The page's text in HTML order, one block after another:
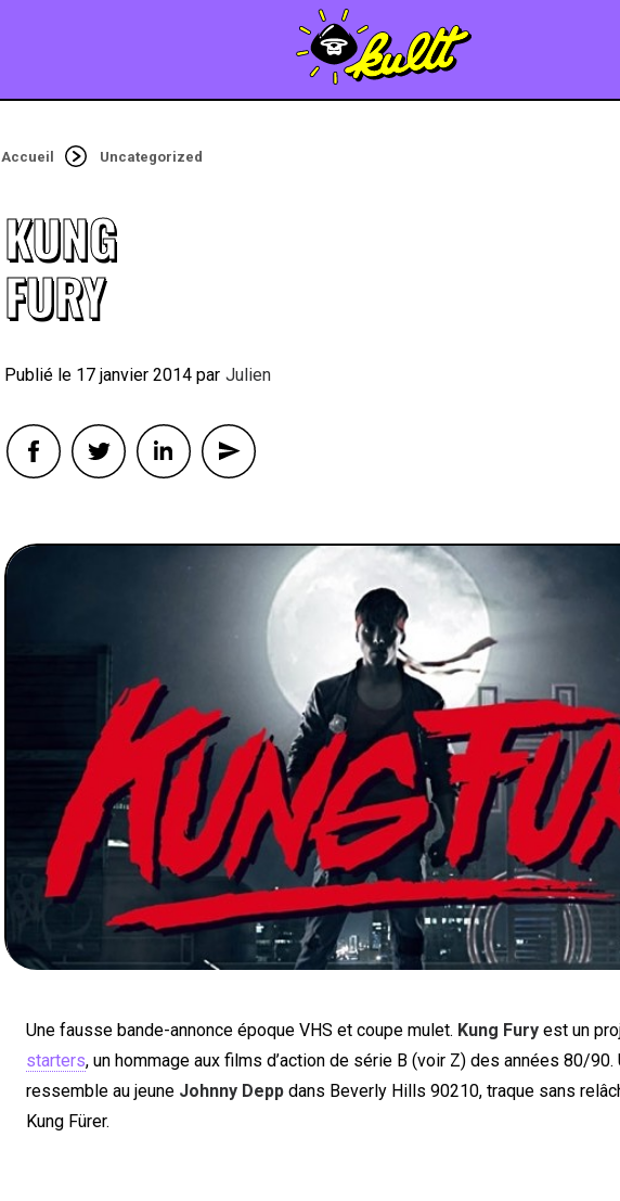
Accueil Uncategorized
KUNG
FURY
17 janvier 2014 By Julien
Une fausse bande-annonce époque VHS et coupe mulet. Kung Fury est un
starters, un hommage aux films d’action de série B (voir Z) des années 80/90.
ressemble au jeune Johnny Depp dans Beverly Hills 90210, traque sans
Kung Fürer.